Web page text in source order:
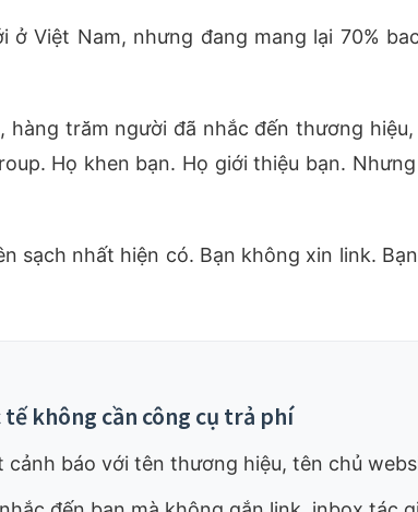
Việt Nam, nhưng đang mang lại 70%
hàng trăm người đã nhắc đến thương
Họ khen bạn. Họ giới thiệu bạn.
sạch nhất hiện có. Bạn không xin link.
không cần công cụ trả phí
cảnh báo với tên thương hiệu, tên chủ